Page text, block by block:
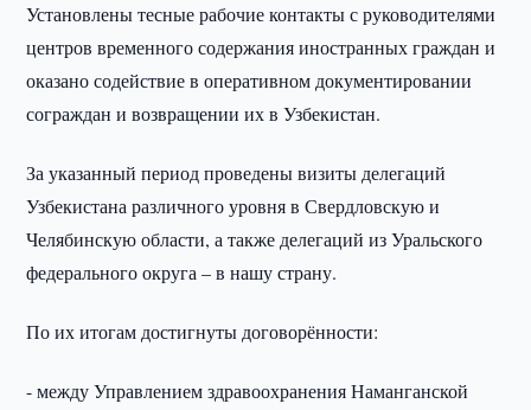
Установлены тесные рабочие контакты с руководителями
центров временного содержания иностранных граждан и
оказано содействие в оперативном документировании
сограждан и возвращении их в Узбекистан.
За указанный период проведены визиты делегаций
Узбекистана различного уровня в Свердловскую и
Челябинскую области, а также делегаций из Уральского
федерального округа – в нашу страну.
По их итогам достигнуты договорённости:
- между Управлением здравоохранения Наманганской